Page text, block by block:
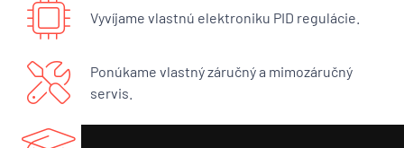
Vyvíjame vlastnú elektroniku PID regulácie.
Ponúkame vlastný záručný a mimozáručný
servis.